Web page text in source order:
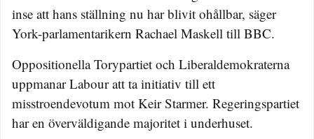
inse att hans ställning nu har blivit ohållbar, säger
York-parlamentarikern Rachael Maskell till BBC.
Oppositionella Torypartiet och Liberaldemokraterna
uppmanar Labour att ta initiativ till ett
misstroendevotum mot Keir Starmer. Regeringspartiet
har en överväldigande majoritet i underhuset.